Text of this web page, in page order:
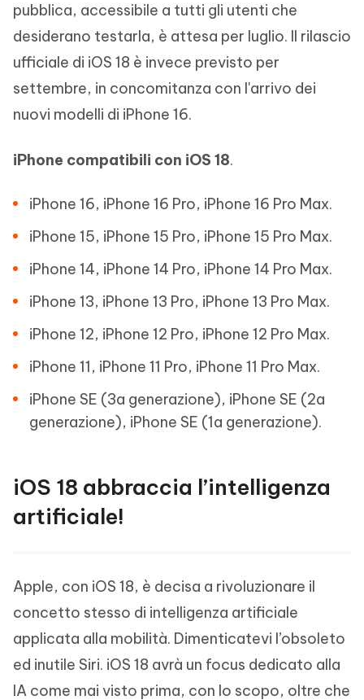
pubblica, accessibile a tutti gli utenti che
desiderano testarla, è attesa per luglio. Il rilascio
ufficiale di iOS 18 è invece previsto per
settembre, in concomitanza con l'arrivo dei
nuovi modelli di iPhone 16.
iPhone compatibili con iOS 18.
iPhone 16, iPhone 16 Pro, iPhone 16 Pro Max.
iPhone 15, iPhone 15 Pro, iPhone 15 Pro Max.
iPhone 14, iPhone 14 Pro, iPhone 14 Pro Max.
iPhone 13, iPhone 13 Pro, iPhone 13 Pro Max.
iPhone 12, iPhone 12 Pro, iPhone 12 Pro Max.
iPhone 11, iPhone 11 Pro, iPhone 11 Pro Max.
iPhone SE (3a generazione), iPhone SE (2a
generazione), iPhone SE (1a generazione).
iOS 18 abbraccia l’intelligenza
artificiale!
Apple, con iOS 18, è decisa a rivoluzionare il
concetto stesso di intelligenza artificiale
applicata alla mobilità. Dimenticatevi l’obsoleto
ed inutile Siri. iOS 18 avrà un focus dedicato alla
IA come mai visto prima, con lo scopo, oltre che